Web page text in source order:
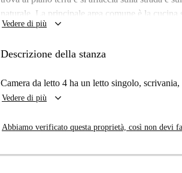
naturale. La principale area comune è la
splendidi controsoffitti in legno. Il bagno è
Fulham. L'appartamento ha diverse linee di
la stazione della metropolitana in 5 minuti. Se
Vedere di più keyboard_arrow_down
Descrizione della stanza
Camera da letto 4 ha un letto singolo,
Vedere di più keyboard_arrow_down
Abbiamo verificato questa proprietà, così non devi